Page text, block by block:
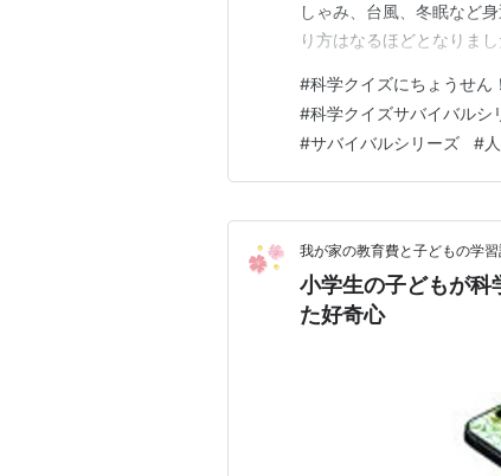
しゃみ、台風、冬眠など
り方はなるほどとなりま
https://amzn.to/41IkYda
年生 科学ク…
#科学クイズにちょうせん
#科学クイズサバイバルシ
#サバイバルシリーズ #
我が家の教育費と子どもの学
小学生の子どもが科
た好奇心